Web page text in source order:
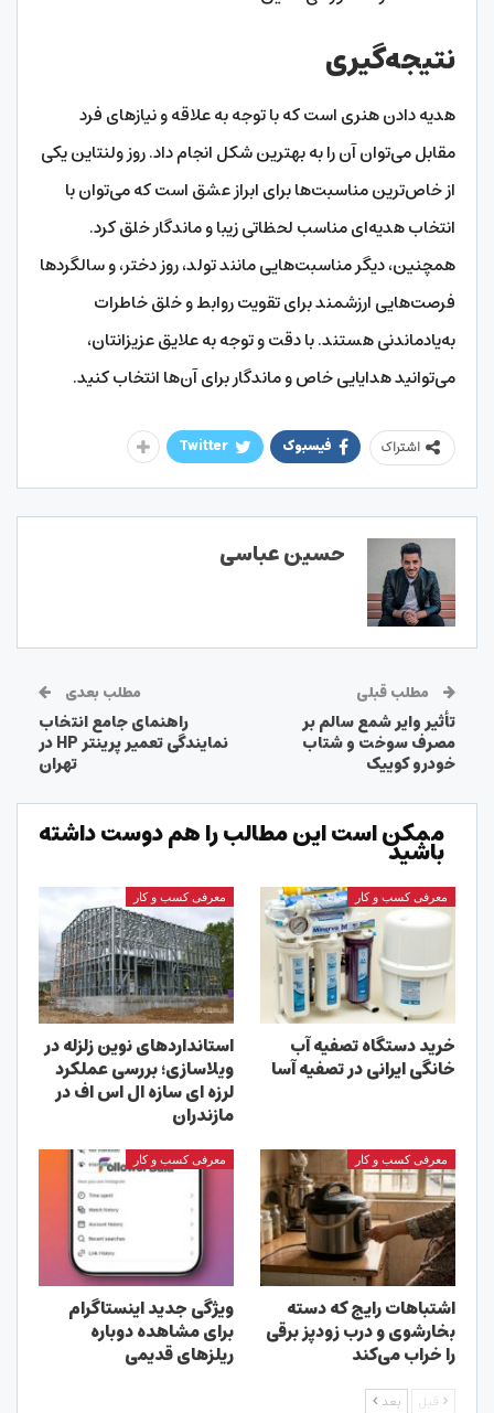
نتیجه‌گیری
هدیه دادن هنری است که با توجه به علاقه و نیازهای فرد
مقابل می‌توان آن را به بهترین شکل انجام داد. روز ولنتاین یکی
از خاص‌ترین مناسبت‌ها برای ابراز عشق است که می‌توان با
انتخاب هدیه‌ای مناسب لحظاتی زیبا و ماندگار خلق کرد.
همچنین، دیگر مناسبت‌هایی مانند تولد، روز دختر، و سالگردها
فرصت‌هایی ارزشمند برای تقویت روابط و خلق خاطرات
به‌یادماندنی هستند. با دقت و توجه به علایق عزیزانتان،
می‌توانید هدایایی خاص و ماندگار برای آن‌ها انتخاب کنید.
اشتراک فیسبوک Twitter
حسین عباسی
مطلب قبلی
تأثیر وایر شمع سالم بر
مصرف سوخت و شتاب
خودرو کوییک
مطلب بعدی
راهنمای جامع انتخاب
نمایندگی تعمیر پرینتر HP در
تهران
ممکن است این مطالب را هم دوست داشته
باشید
معرفی کسب و کار
خرید دستگاه تصفیه آب
خانگی ایرانی در تصفیه آسا
معرفی کسب و کار
استانداردهای نوین زلزله در
ویلاسازی؛ بررسی عملکرد
لرزه ای سازه ال اس اف در
مازندران
معرفی کسب و کار
اشتباهات رایج که دسته
بخارشوی و درب زودپز برقی
را خراب می‌کند
معرفی کسب و کار
ویژگی جدید اینستاگرام
برای مشاهده دوباره
ریلزهای قدیمی
قبل بعد